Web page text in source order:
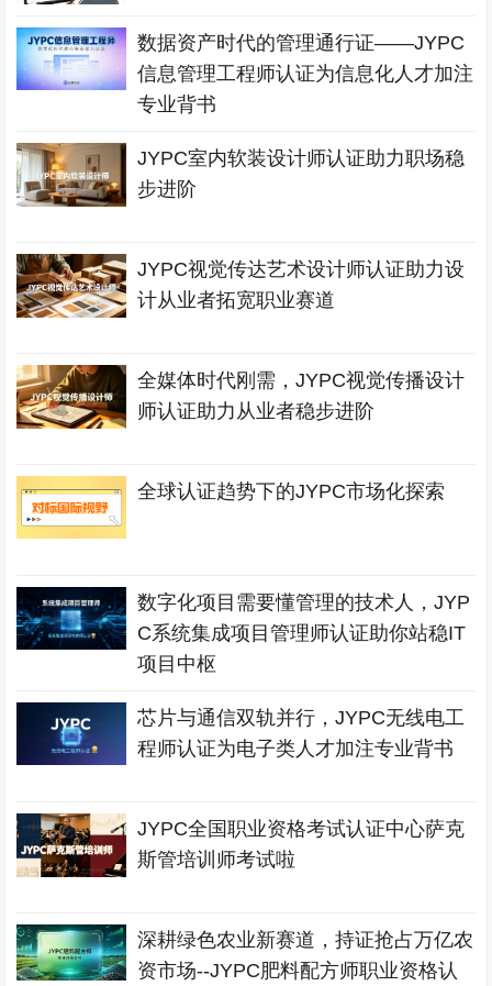
数据资产时代的管理通行证——JYPC
信息管理工程师认证为信息化人才加注
专业背书
JYPC室内软装设计师认证助力职场稳
步进阶
JYPC视觉传达艺术设计师认证助力设
计从业者拓宽职业赛道
全媒体时代刚需，JYPC视觉传播设计
师认证助力从业者稳步进阶
全球认证趋势下的JYPC市场化探索
数字化项目需要懂管理的技术人，JYP
C系统集成项目管理师认证助你站稳IT
项目中枢
芯片与通信双轨并行，JYPC无线电工
程师认证为电子类人才加注专业背书
JYPC全国职业资格考试认证中心萨克
斯管培训师考试啦
深耕绿色农业新赛道，持证抢占万亿农
资市场--JYPC肥料配方师职业资格认